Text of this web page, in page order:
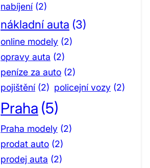
nabíjení (2)
nákladní auta (3)
online modely (2)
opravy auta (2)
peníze za auto (2)
pojištění (2) policejní vozy (2)
Praha (5)
Praha modely (2)
prodat auto (2)
prodej auta (2)